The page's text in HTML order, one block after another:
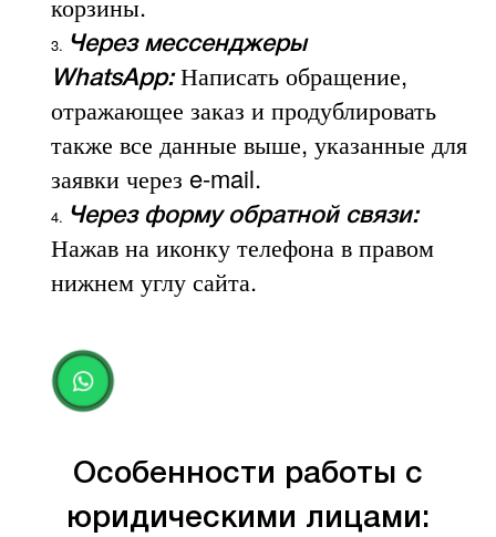
Через мессенджеры
WhatsApp:Написать обращение,
отражающее заказ и продублировать
также все данные выше, указанные для
заявки через e-mail.
Через форму обратной связи:
Нажав на иконку телефона в правом
нижнем углу сайта.
Особенности работы с
юридическими лицами: